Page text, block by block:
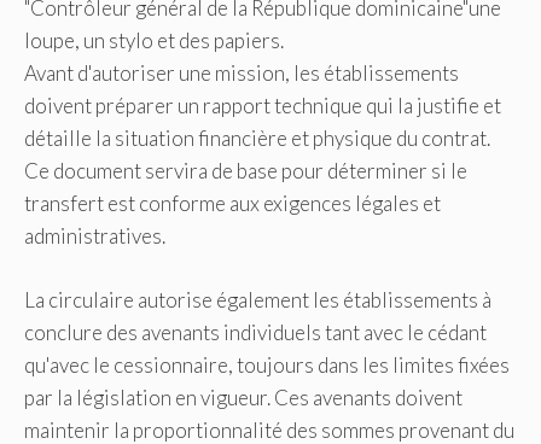
Avant d'autoriser une mission, les établissements
doivent préparer un rapport technique qui la justifie et
détaille la situation financière et physique du contrat.
Ce document servira de base pour déterminer si le
transfert est conforme aux exigences légales et
administratives.
La circulaire autorise également les établissements à
conclure des avenants individuels tant avec le cédant
qu'avec le cessionnaire, toujours dans les limites fixées
par la législation en vigueur. Ces avenants doivent
maintenir la proportionnalité des sommes provenant du